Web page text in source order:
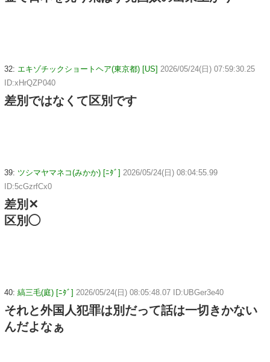
32: エキゾチックショートヘア(東京都) [US] 2026/05/24(日) 07:59:30.25
ID:xHrQZP040
差別ではなくて区別です
39: ツシマヤマネコ(みかか) [ﾆﾀﾞ] 2026/05/24(日) 08:04:55.99
ID:5cGzrfCx0
差別✕
区別◯
40: 縞三毛(庭) [ﾆﾀﾞ] 2026/05/24(日) 08:05:48.07 ID:UBGer3e40
それと外国人犯罪は別だって話は一切きかない
んだよなぁ